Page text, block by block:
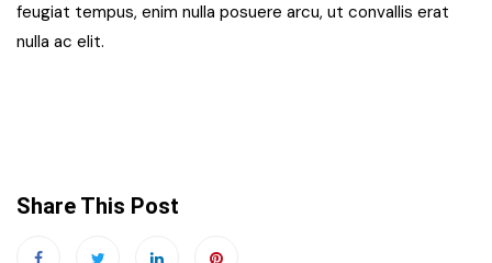
feugiat tempus, enim nulla posuere arcu, ut convallis erat
nulla ac elit.
Share This Post